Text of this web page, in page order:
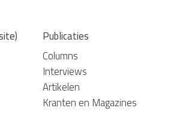
Publicaties
Columns
Interviews
Artikelen
Kranten en Magazines